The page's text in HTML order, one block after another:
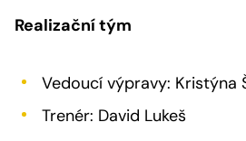
Realizační tým
Vedoucí výpravy: Kristýna
Trenér: David Lukeš